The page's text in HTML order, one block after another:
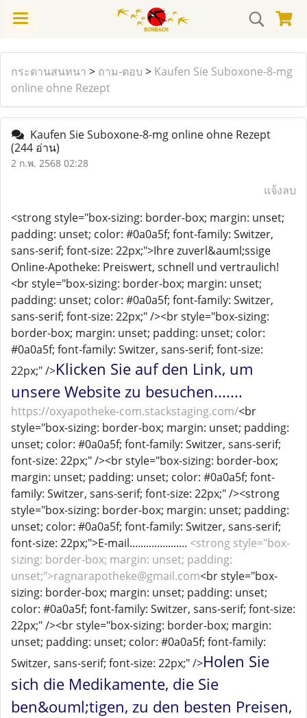
กระดานสนทนา > ถาม-ตอบ > Kaufen Sie Suboxone-8-mg
online ohne Rezept
Kaufen Sie Suboxone-8-mg online ohne Rezept
(244 อ่าน)
2 ก.พ. 2568 02:28
แจ้งลบ
<strong style="box-sizing: border-box; margin: unset;
padding: unset; color: #0a0a5f; font-family: Switzer,
sans-serif; font-size: 22px;">Ihre zuverl&auml;ssige
Online-Apotheke: Preiswert, schnell und vertraulich!
<br style="box-sizing: border-box; margin: unset;
padding: unset; color: #0a0a5f; font-family: Switzer,
sans-serif; font-size: 22px;" /><br style="box-sizing:
border-box; margin: unset; padding: unset; color:
#0a0a5f; font-family: Switzer, sans-serif; font-size:
22px;" />Klicken Sie auf den Link, um
unsere Website zu besuchen.......
https://oxyapotheke-com.stackstaging.com/<br
style="box-sizing: border-box; margin: unset; padding:
unset; color: #0a0a5f; font-family: Switzer, sans-serif;
font-size: 22px;" /><br style="box-sizing: border-box;
margin: unset; padding: unset; color: #0a0a5f; font-
family: Switzer, sans-serif; font-size: 22px;" /><strong
style="box-sizing: border-box; margin: unset; padding:
unset; color: #0a0a5f; font-family: Switzer, sans-serif;
font-size: 22px;">E-mail..................... <strong style="box-
sizing: border-box; margin: unset; padding:
unset;">ragnarapotheke@gmail.com<br style="box-
sizing: border-box; margin: unset; padding: unset;
color: #0a0a5f; font-family: Switzer, sans-serif; font-size:
22px;" /><br style="box-sizing: border-box; margin:
unset; padding: unset; color: #0a0a5f; font-family:
Switzer, sans-serif; font-size: 22px;" />Holen Sie
sich die Medikamente, die Sie
ben&ouml;tigen, zu den besten Preisen,